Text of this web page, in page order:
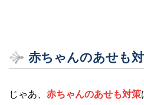
赤ちゃんのあせも
じゃあ、 赤ちゃんのあせも対策